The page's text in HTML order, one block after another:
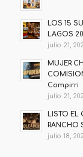
LOS 15
LAGOS
julio 21,
MUJER
Compirri
julio 21,
LISTO EL
RANCHO
julio 18,